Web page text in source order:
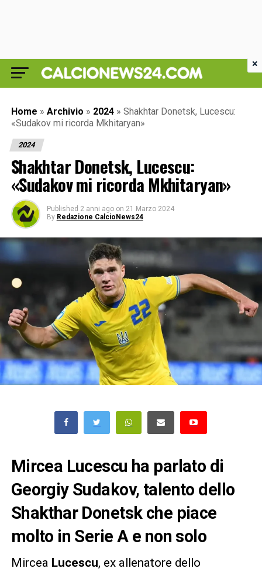
Home » Archivio » 2024 » Shakhtar Donetsk, Lucescu:
«Sudakov mi ricorda Mkhitaryan»
2024
Shakhtar Donetsk, Lucescu:
«Sudakov mi ricorda Mkhitaryan»
Published 2 anni ago on 21 Marzo 2024
By Redazione CalcioNews24
Mircea Lucescu ha parlato di
Georgiy Sudakov, talento dello
Shakthar Donetsk che piace
molto in Serie A e non solo
Mircea Lucescu, ex allenatore dello
×